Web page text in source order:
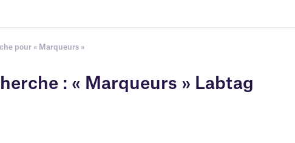
pour « Marqueurs »
: « Marqueurs » Labtag